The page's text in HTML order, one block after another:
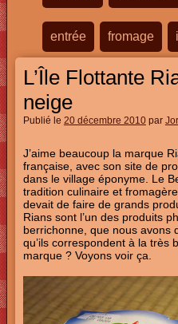
entrée fromage
L’Île Flottante
neige
Publié le 20 décembre 2010 par
J’aime beaucoup la marque
française, avec son site de
dans le village éponyme. Le
tradition culinaire et
devait de faire de grands
Rians sont l’un des produits
berrichonne, que nous avons
qu’ils correspondent à la très
marque ? Voyons voir ça.